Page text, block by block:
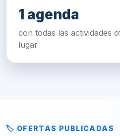
1 agenda
con todas las actividades
lugar
🏷 OFERTAS PUBLICADAS